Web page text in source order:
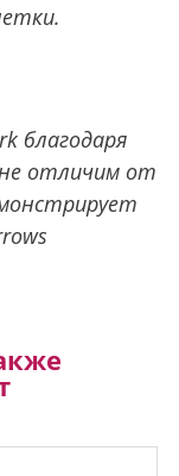
благодаря
не отличим от